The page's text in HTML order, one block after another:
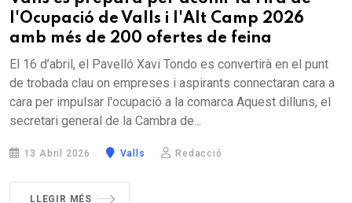
l'Ocupació de Valls i l'Alt Camp 2026
amb més de 200 ofertes de feina
El 16 d’abril, el Pavelló Xavi Tondo es convertirà en el punt
de trobada clau on empreses i aspirants connectaran cara a
cara per impulsar l'ocupació a la comarca Aquest dilluns, el
secretari general de la Cambra de...
13 Abril 2026 Valls Redacció
LLEGIR MÉS